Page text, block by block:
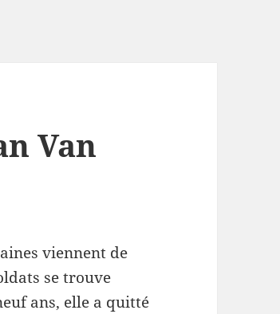
Van
viennent de
se trouve
ans, elle a quitté